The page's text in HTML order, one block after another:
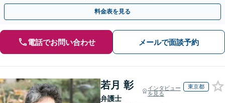
後、育休中などの状況でも歓迎。まずはご相談下さい！
料金表を見る
電話でお問い合わせ メールで面談予約
若月 彰
弁護士
インタビュー
を見る
東京都